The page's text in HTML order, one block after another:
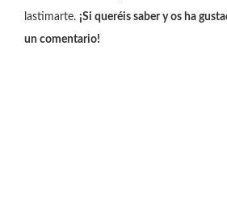
lastimarte. ¡Si queréis saber y os ha
un comentario!